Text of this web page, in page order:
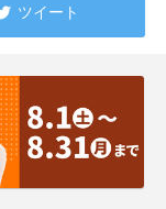
ツイート